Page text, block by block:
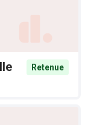
Retenue